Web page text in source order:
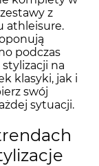
z
athleisure.
podczas
na
klasyki, jak i
swój
sytuacji.